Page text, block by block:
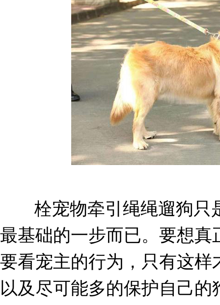
栓宠物牵引绳绳遛狗只
最基础的一步而已。要想
要看宠主的行为，只有这
以及尽可能多的保护自己的